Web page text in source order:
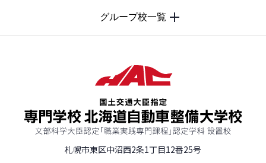
グループ校一覧
札幌市東区中沼西2条1丁目12番25号